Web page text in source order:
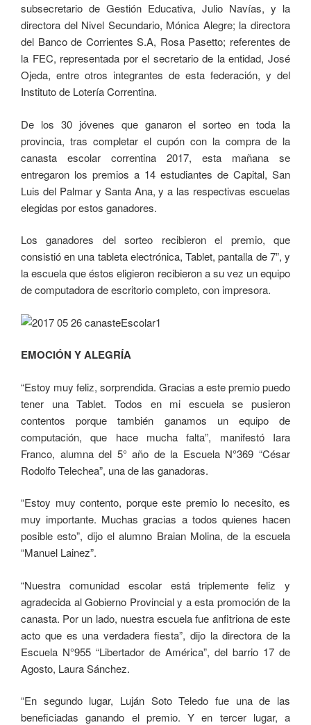
subsecretario de Gestión Educativa, Julio Navías, y la
directora del Nivel Secundario, Mónica Alegre; la directora
del Banco de Corrientes S.A, Rosa Pasetto; referentes de
la FEC, representada por el secretario de la entidad, José
Ojeda, entre otros integrantes de esta federación, y del
Instituto de Lotería Correntina.
De los 30 jóvenes que ganaron el sorteo en toda la
provincia, tras completar el cupón con la compra de la
canasta escolar correntina 2017, esta mañana se
entregaron los premios a 14 estudiantes de Capital, San
Luis del Palmar y Santa Ana, y a las respectivas escuelas
elegidas por estos ganadores.
Los ganadores del sorteo recibieron el premio, que
consistió en una tableta electrónica, Tablet, pantalla de 7”, y
la escuela que éstos eligieron recibieron a su vez un equipo
de computadora de escritorio completo, con impresora.
EMOCIÓN Y ALEGRÍA
“Estoy muy feliz, sorprendida. Gracias a este premio puedo
tener una Tablet. Todos en mi escuela se pusieron
contentos porque también ganamos un equipo de
computación, que hace mucha falta”, manifestó Iara
Franco, alumna del 5° año de la Escuela N°369 “César
Rodolfo Telechea”, una de las ganadoras.
“Estoy muy contento, porque este premio lo necesito, es
muy importante. Muchas gracias a todos quienes hacen
posible esto”, dijo el alumno Braian Molina, de la escuela
“Manuel Lainez”.
“Nuestra comunidad escolar está triplemente feliz y
agradecida al Gobierno Provincial y a esta promoción de la
canasta. Por un lado, nuestra escuela fue anfitriona de este
acto que es una verdadera fiesta”, dijo la directora de la
Escuela N°955 “Libertador de América”, del barrio 17 de
Agosto, Laura Sánchez.
“En segundo lugar, Luján Soto Teledo fue una de las
beneficiadas ganando el premio. Y en tercer lugar, a